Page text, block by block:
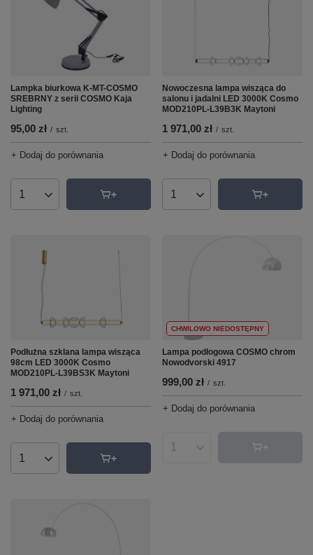
Lampka biurkowa K-MT-COSMO
SREBRNY z serii COSMO Kaja
Lighting
95,00 zł / szt.
+ Dodaj do porównania
Ilość produktów
Nowoczesna lampa wisząca do
salonu i jadalni LED 3000K Cosmo
MOD210PL-L39B3K Maytoni
1 971,00 zł / szt.
+ Dodaj do porównania
Ilość produktów
Podłużna szklana lampa wisząca
98cm LED 3000K Cosmo
MOD210PL-L39BS3K Maytoni
1 971,00 zł / szt.
+ Dodaj do porównania
Ilość produktów
CHWILOWO NIEDOSTĘPNY
Lampa podłogowa COSMO chrom
Nowodvorski 4917
999,00 zł / szt.
+ Dodaj do porównania
Ilość produktów